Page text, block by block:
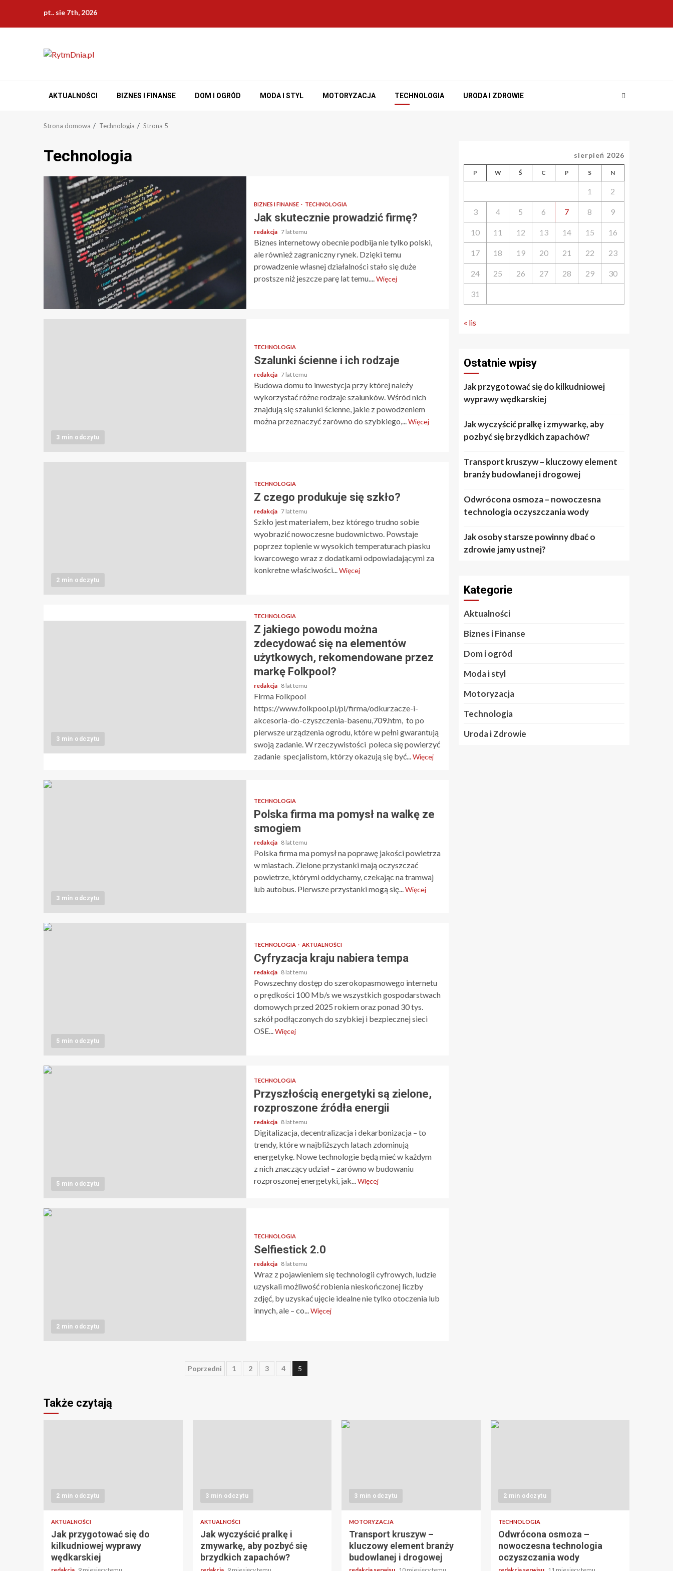
treści
pt.. sie 7th, 2026
AKTUALNOŚCI BIZNES I FINANSE DOM I OGRÓD MODA I STYL MOTORYZACJA TECHNOLOGIA URODA I ZDROWIE
Strona domowa Technologia Strona 5
Technologia
2 min odczytu
BIZNES I FINANSE TECHNOLOGIA
Jak skutecznie prowadzić firmę?
redakcja 7 lat temu
Biznes internetowy obecnie podbija nie tylko polski,
ale również zagraniczny rynek. Dzięki temu
prowadzenie własnej działalności stało się duże
prostsze niż jeszcze parę lat temu....Więcej
3 min odczytu
TECHNOLOGIA
Szalunki ścienne i ich rodzaje
redakcja 7 lat temu
Budowa domu to inwestycja przy której należy
wykorzystać różne rodzaje szalunków. Wśród nich
znajdują się szalunki ścienne, jakie z powodzeniem
można przeznaczyć zarówno do szybkiego,...Więcej
2 min odczytu
TECHNOLOGIA
Z czego produkuje się szkło?
redakcja 7 lat temu
Szkło jest materiałem, bez którego trudno sobie
wyobrazić nowoczesne budownictwo. Powstaje
poprzez topienie w wysokich temperaturach piasku
kwarcowego wraz z dodatkami odpowiadającymi za
konkretne właściwości...Więcej
3 min odczytu
TECHNOLOGIA
Z jakiego powodu można
zdecydować się na elementów
użytkowych, rekomendowane przez
markę Folkpool?
redakcja 8 lat temu
Firma Folkpool
https://www.folkpool.pl/pl/firma/odkurzacze-i-
akcesoria-do-czyszczenia-basenu,709.htm, to po
pierwsze urządzenia ogrodu, które w pełni gwarantują
swoją zadanie. W rzeczywistości poleca się powierzyć
zadanie specjalistom, którzy okazują się być...Więcej
3 min odczytu
TECHNOLOGIA
Polska firma ma pomysł na walkę ze
smogiem
redakcja 8 lat temu
Polska firma ma pomysł na poprawę jakości powietrza
w miastach. Zielone przystanki mają oczyszczać
powietrze, którymi oddychamy, czekając na tramwaj
lub autobus. Pierwsze przystanki mogą się...Więcej
5 min odczytu
TECHNOLOGIA AKTUALNOŚCI
Cyfryzacja kraju nabiera tempa
redakcja 8 lat temu
Powszechny dostęp do szerokopasmowego internetu
o prędkości 100 Mb/s we wszystkich gospodarstwach
domowych przed 2025 rokiem oraz ponad 30 tys.
szkół podłączonych do szybkiej i bezpiecznej sieci
OSE...Więcej
5 min odczytu
TECHNOLOGIA
Przyszłością energetyki są zielone,
rozproszone źródła energii
redakcja 8 lat temu
Digitalizacja, decentralizacja i dekarbonizacja – to
trendy, które w najbliższych latach zdominują
energetykę. Nowe technologie będą mieć w każdym
z nich znaczący udział – zarówno w budowaniu
rozproszonej energetyki, jak...Więcej
2 min odczytu
TECHNOLOGIA
Selfiestick 2.0
redakcja 8 lat temu
Wraz z pojawieniem się technologii cyfrowych, ludzie
uzyskali możliwość robienia nieskończonej liczby
zdjęć, by uzyskać ujęcie idealne nie tylko otoczenia lub
innych, ale – co...Więcej
Stronicowanie
Poprzedni 1 2 3 4 5
sierpień 2026
P W Ś C P S N
1 2
3 4 5 6 7 8 9
10 11 12 13 14 15 16
17 18 19 20 21 22 23
24 25 26 27 28 29 30
31
« lis
Ostatnie wpisy
Jak przygotować się do kilkudniowej
wyprawy wędkarskiej
Jak wyczyścić pralkę i zmywarkę, aby
pozbyć się brzydkich zapachów?
Transport kruszyw – kluczowy element
branży budowlanej i drogowej
Odwrócona osmoza – nowoczesna
technologia oczyszczania wody
Jak osoby starsze powinny dbać o
zdrowie jamy ustnej?
Kategorie
Aktualności
Biznes i Finanse
Dom i ogród
Moda i styl
Motoryzacja
Technologia
Uroda i Zdrowie
Także czytają
2 min odczytu
AKTUALNOŚCI
Jak przygotować się do
kilkudniowej wyprawy
wędkarskiej
3 min odczytu
AKTUALNOŚCI
Jak wyczyścić pralkę i
zmywarkę, aby pozbyć się
brzydkich zapachów?
3 min odczytu
MOTORYZACJA
Transport kruszyw –
kluczowy element branży
budowlanej i drogowej
2 min odczytu
TECHNOLOGIA
Odwrócona osmoza –
nowoczesna technologia
oczyszczania wody